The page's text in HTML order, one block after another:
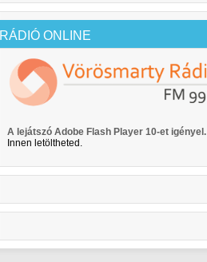
RÁDIÓ ONLINE
A lejátszó Adobe Flash Player 10-et igényel.
Innen letöltheted.